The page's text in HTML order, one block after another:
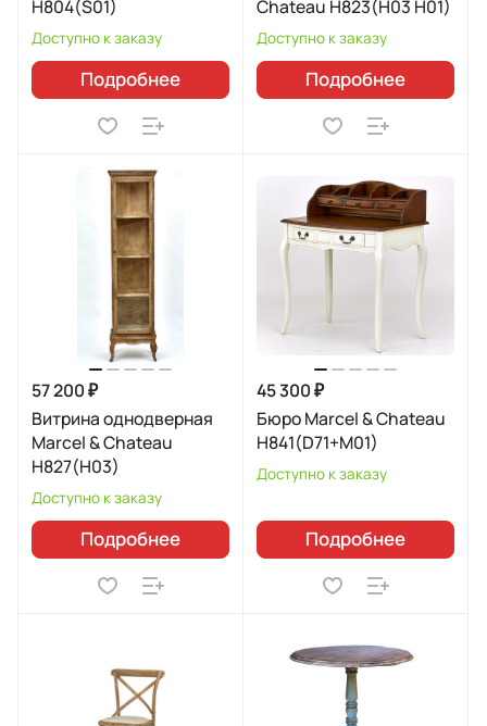
H804(S01)
Доступно к заказу
Подробнее
Chateau H823(H03 H01)
Доступно к заказу
Подробнее
57 200 ₽
Витрина однодверная
Marcel & Chateau
H827(H03)
Доступно к заказу
Подробнее
45 300 ₽
Бюро Marcel & Chateau
H841(D71+M01)
Доступно к заказу
Подробнее